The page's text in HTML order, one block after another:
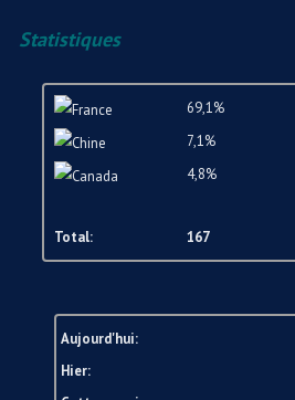
Statistiques
69,1%
7,1%
4,8%
Total: 167
Aujourd'hui:
Hier: